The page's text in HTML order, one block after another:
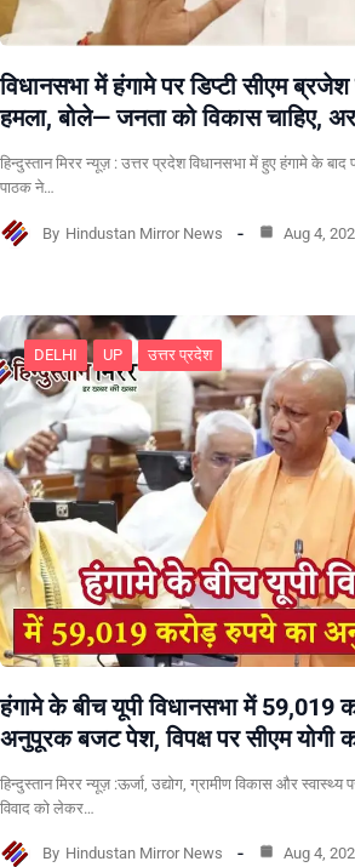
विधानसभा में हंगामे पर डिप्टी सीएम
हमला, बोले— जनता को विकास चाहिए,
हिन्दुस्तान मिरर न्यूज़ : उत्तर प्रदेश विधानसभा में हुए हंगामे के
पाठक ने…
By Hindustan Mirror News Aug 4,
DELHI UP उत्तर प्रदेश
हंगामे के बीच यूपी विधानसभा में 59,019
अनुपूरक बजट पेश, विपक्ष पर सीएम योगी
हिन्दुस्तान मिरर न्यूज़ :ऊर्जा, उद्योग, ग्रामीण विकास और स्वास्थ्य
विवाद को लेकर…
By Hindustan Mirror News Aug 4,